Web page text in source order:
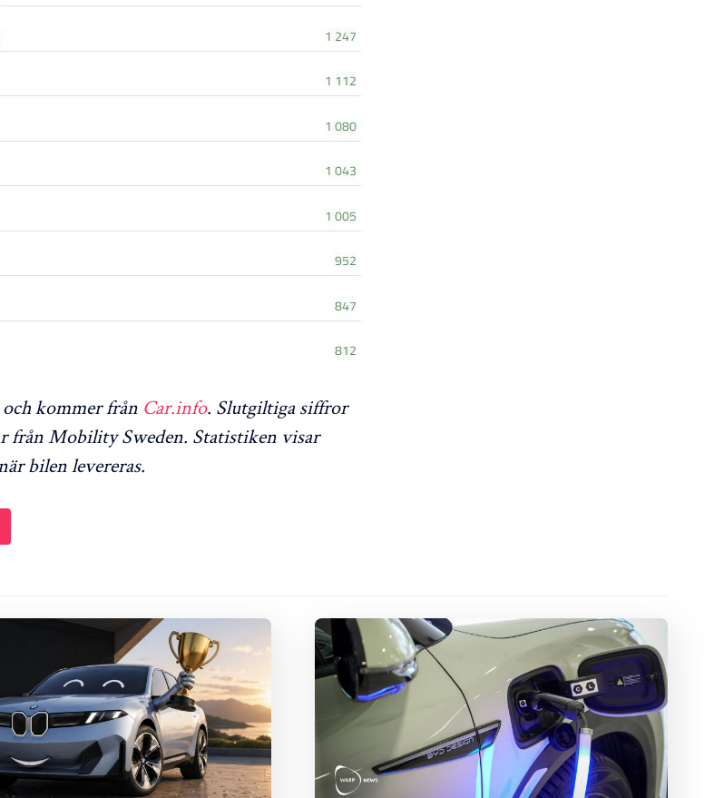
kommer från Car.info. Slutgiltiga siffror
från Mobility Sweden. Statistiken visar
bilen levereras.